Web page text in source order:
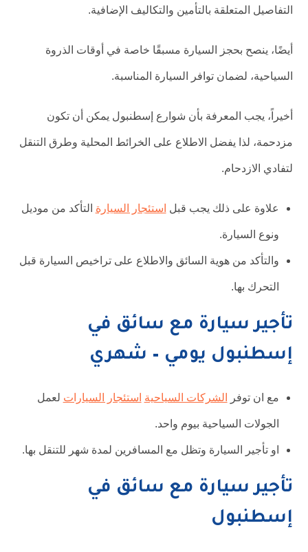
التفاصيل المتعلقة بالتأمين والتكاليف الإضافية.
أيضًا، ينصح بحجز السيارة مسبقًا خاصة في أوقات الذروة
السياحية، لضمان توافر السيارة المناسبة.
أخيراً، يجب المعرفة بأن شوارع إسطنبول يمكن أن تكون
مزدحمة، لذا يفضل الاطلاع على الخرائط المحلية وطرق التنقل
لتفادي الازدحام.
علاوة على ذلك يجب قبل استئجار السيارة التأكد من موديل
ونوع السيارة.
والتأكد من هوية السائق والاطلاع على تراخيص السيارة قبل
التحرك بها.
تأجير سيارة مع سائق في
إسطنبول يومي – شهري
مع ان توفر الشركات السياحية استئجار السيارات لعمل
الجولات السياحية بيوم واحد.
او تأجير السيارة وتظل مع المسافرين لمدة شهر للتنقل بها.
تأجير سيارة مع سائق في
إسطنبول